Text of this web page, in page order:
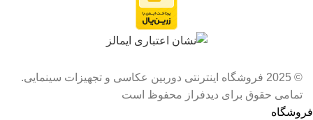
© 2025 فروشگاه اینترنتی دوربین عکاسی و تجهیزات سینمایی.
تمامی حقوق برای دیدفراز محفوظ است
فروشگاه